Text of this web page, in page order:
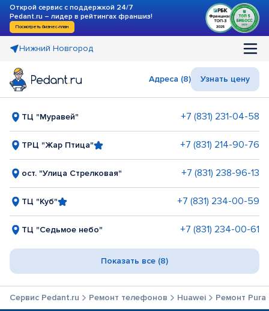
Открой сервис с поддержкой 24/7
Pedant.ru – лидер в рейтингах франшиз!
Посмотреть бизнес-план
Нижний Новгород
Адреса (8) Узнать цену
ТЦ "Муравей" +7 (831) 231-04-58
ТРЦ "Жар Птица" +7 (831) 214-90-76
ост. "Улица Стрелковая" +7 (831) 238-96-13
ТЦ "Куб" +7 (831) 234-00-59
ТЦ "Седьмое небо" +7 (831) 234-00-61
Показать все (8)
Сервис Pedant.ru Ремонт телефонов Huawei Ремонт